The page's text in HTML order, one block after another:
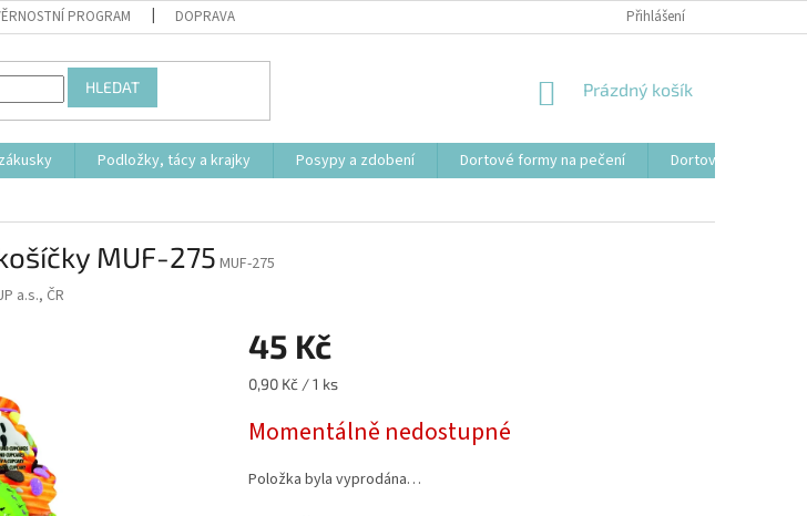
PROGRAM DOPRAVA Přihlášení
HLEDAT
NÁKUPNÍ
Prázdný košík
Podložky, tácy a krajky Posypy a zdobení Dortové formy na pečení
Dortové svíčky,
MUF-275 MUF-275
a.s., ČR
45 Kč
Měrná
0,90 Kč / 1 ks
Momentálně nedostupné
Položka byla vyprodána…